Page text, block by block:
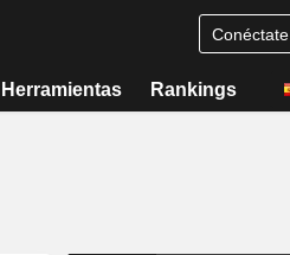
Conéctate
Herramientas Rankings